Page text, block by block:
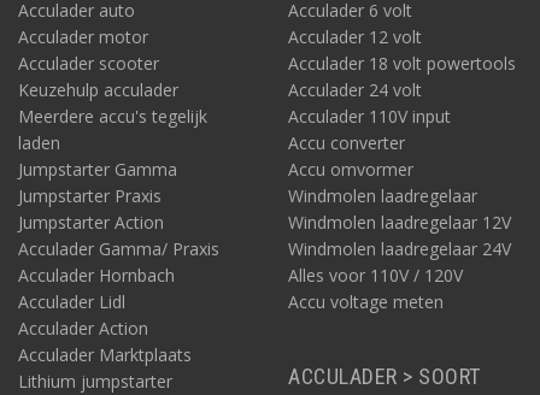
Kies hieronder het model van Mitsubishi en u vindt
de meeste geschikte laadstations!
Acculader auto
Acculader motor
Acculader scooter
Keuzehulp acculader
Meerdere accu's tegelijk
laden
Jumpstarter Gamma
Jumpstarter Praxis
Jumpstarter Action
Acculader Gamma/ Praxis
Acculader Hornbach
Acculader Lidl
Acculader Action
Acculader Marktplaats
Lithium jumpstarter
Acculader 6 volt
Acculader 12 volt
Acculader 18 volt powertools
Acculader 24 volt
Acculader 110V input
Accu converter
Accu omvormer
Windmolen laadregelaar
Windmolen laadregelaar 12V
Windmolen laadregelaar 24V
Alles voor 110V / 120V
Accu voltage meten
ACCULADER > SOORT